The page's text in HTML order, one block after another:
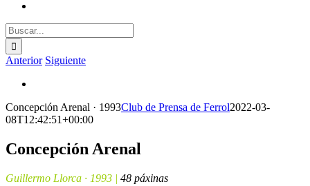
Buscar:
Anterior Siguiente
más
grande
Concepción Arenal · 1993Club de Prensa de Ferrol2022-03-
08T12:42:51+00:00
Concepción Arenal
Guillermo Llorca · 1993 | 48 páxinas